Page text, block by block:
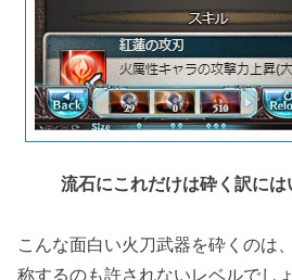
流石にこれだけは砕く訳には
こんな面白い火刀武器を砕くのは
称するのも許されないレベルでしょ